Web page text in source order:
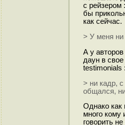
с рейзером
бы
как сейчас.
> У меня ни
А у
даун в
testimonials
> ни кадр,
общался,
Однако как
много кому
говорить